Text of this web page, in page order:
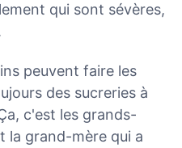
qui sont sévères,
peuvent faire les
des sucreries à
c'est les grands-
la grand-mère qui a